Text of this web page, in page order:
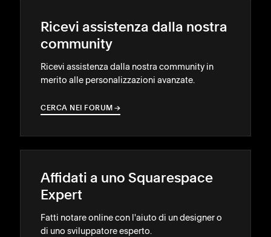
Ricevi assistenza dalla nostra
community
Ricevi assistenza dalla nostra community in
merito alle personalizzazioni avanzate.
CERCA NEI FORUM →
→
Affidati a uno Squarespace
Expert
Fatti notare online con l'aiuto di un designer o
di uno sviluppatore esperto.